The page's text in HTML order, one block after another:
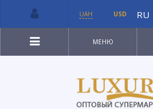
МЕНЮ
UAH USD RU